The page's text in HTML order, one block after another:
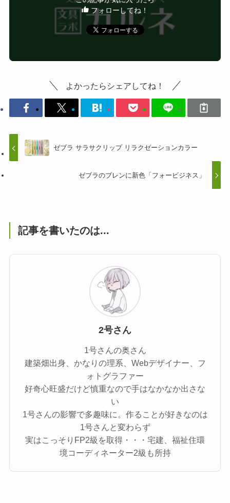
フォローしてね！
よかったらシェアしてね！
ゼブラ サラサクリップ リラクゼーションカラー
ゼブラのブレンに新色「フォービジネス」
記事を書いたのは...
2号さん
1号さんの奥さん
建築畑出身、かなりの理系、Webデザイナー、フ
ォトグラファー
好奇心旺盛だけど慎重なので手はなかなか出さな
い
1号さんの影響で多趣味に。作ることが好きなのは
1号さんと変わらず
実はこっそりFP2級を取得・・・宅建、福祉住環
境コーディネーター2級も所持